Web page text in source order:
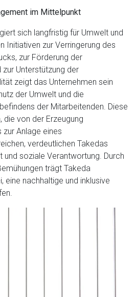
im Mittelpunkt
sich langfristig für Umwelt und
Initiativen zur Verringerung des
zur Förderung der
Unterstützung der
zeigt das Unternehmen sein
der Umwelt und die
der Mitarbeitenden. Diese
die von der Erzeugung
zur Anlage eines
verdeutlichen Takedas
und soziale Verantwortung. Durch
trägt Takeda
eine nachhaltige und inklusive